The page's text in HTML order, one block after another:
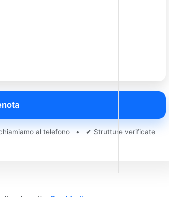
al telefono • ✔ Strutture verificate